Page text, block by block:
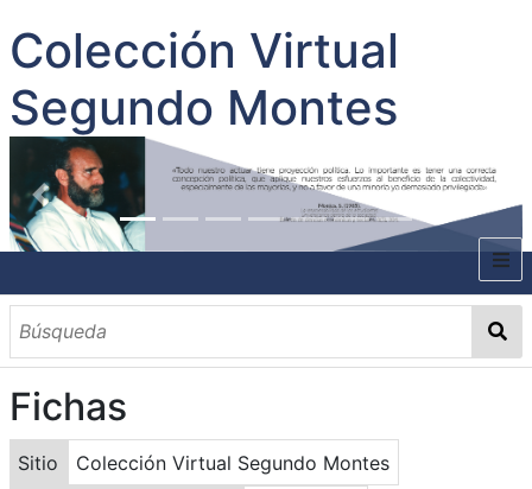
Colección Virtual
Segundo Montes
INICIO
SOBRE EL AUTOR
CONTENIDO
TODOS LOS DOCUMENTOS
CATEGORIAS
OBRAS SOBRE EL AUTOR P. SEGUNDO MONTES
MATERIAS
PALABRAS CLAVES
MULTIMEDIA
Fichas
Sitio
Colección Virtual Segundo Montes